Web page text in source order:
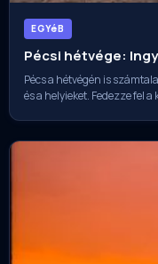
EGYéB
Pécsi hétvége:
Pécs a hétvégén is
és a helyieket. Fedezze fel a